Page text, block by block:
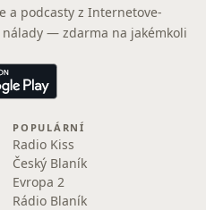
a podcasty z Internetove-
— zdarma na jakémkoli
POPULÁRNÍ
Radio Kiss
Český Blaník
Evropa 2
Rádio Blaník